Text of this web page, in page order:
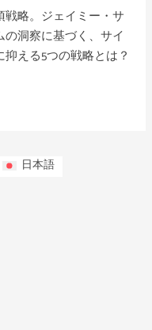
略。ジェイミー・サ
洞察に基づく、サイ
える5つの戦略とは？
日本語